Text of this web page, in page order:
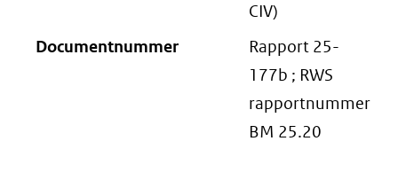
CIV)
Documentnummer
Rapport 25-
177b ; RWS
rapportnummer
BM 25.20